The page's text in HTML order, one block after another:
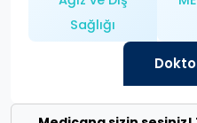
Sağlığı